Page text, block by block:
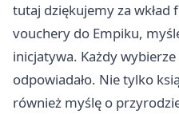
tutaj dziękujemy za wkład
vouchery do Empiku,
inicjatywa. Każdy
odpowiadało. Nie tylko
również myślę o